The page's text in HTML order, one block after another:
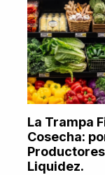
La Trampa
Cosecha:
Liquidez.